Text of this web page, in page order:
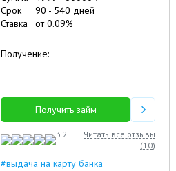
Срок
90 - 540 дней
Ставка
от0.09%
Получение:
Получить займ
3.2
Читать все отзывы
(10)
#выдача на карту банка